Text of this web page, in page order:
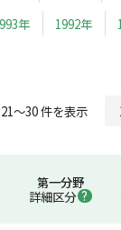
年 1992年
～30 件を表示
第一分野
詳細区分